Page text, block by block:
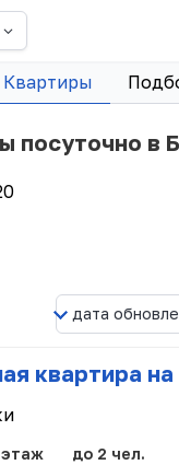
Квартиры
посуточно в
квартира на
до 2 чел.